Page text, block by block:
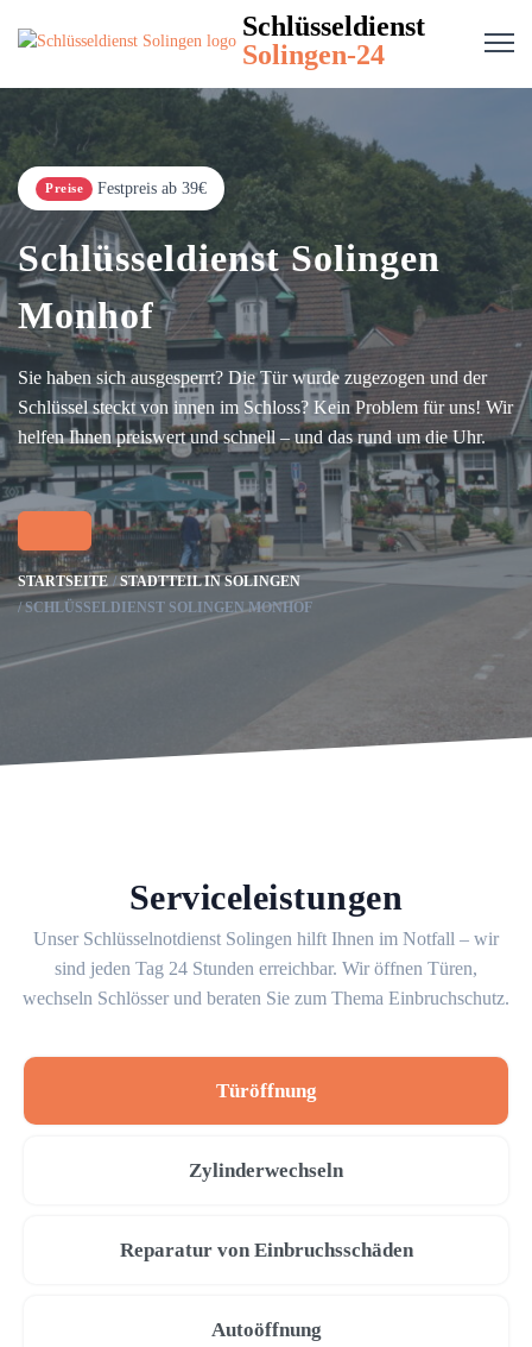
Schlüsseldienst
Solingen-24
Preise Festpreis ab 39€
Schlüsseldienst Solingen
Monhof
Sie haben sich ausgesperrt? Die Tür wurde zugezogen und der
Schlüssel steckt von innen im Schloss? Kein Problem für uns! Wir
helfen Ihnen preiswert und schnell – und das rund um die Uhr.
STARTSEITE
STADTTEIL IN SOLINGEN
SCHLÜSSELDIENST SOLINGEN MONHOF
Serviceleistungen
Unser Schlüsselnotdienst Solingen hilft Ihnen im Notfall – wir
sind jeden Tag 24 Stunden erreichbar. Wir öffnen Türen,
wechseln Schlösser und beraten Sie zum Thema Einbruchschutz.
Türöffnung
Zylinderwechseln
Reparatur von Einbruchsschäden
Autoöffnung